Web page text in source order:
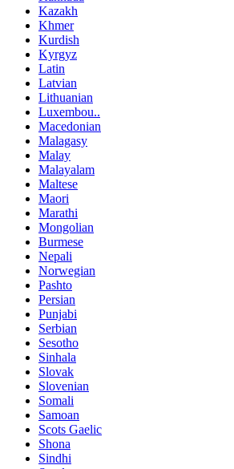
Kazakh
Khmer
Kurdish
Kyrgyz
Latin
Latvian
Lithuanian
Luxembou..
Macedonian
Malagasy
Malay
Malayalam
Maltese
Maori
Marathi
Mongolian
Burmese
Nepali
Norwegian
Pashto
Persian
Punjabi
Serbian
Sesotho
Sinhala
Slovak
Slovenian
Somali
Samoan
Scots Gaelic
Shona
Sindhi